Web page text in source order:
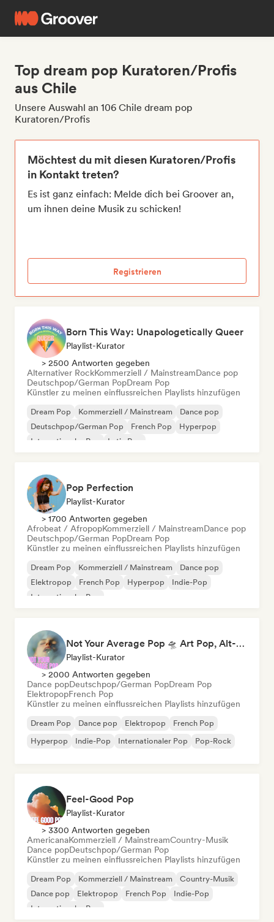
Top dream pop Kuratoren/Profis
aus Chile
Unsere Auswahl an 106 Chile dream pop
Kuratoren/Profis
Möchtest du mit diesen Kuratoren/Profis
in Kontakt treten?
Es ist ganz einfach: Melde dich bei Groover an,
um ihnen deine Musik zu schicken!
Registrieren
Born This Way: Unapologetically Queer
Playlist-Kurator
> 2500 Antworten gegeben
Alternativer RockKommerziell / MainstreamDance pop
Deutschpop/German PopDream Pop
Künstler zu meinen einflussreichen Playlists hinzufügen
Dream Pop Kommerziell / Mainstream
Dance pop
Deutschpop/German Pop
French Pop
Hyperpop
Internationaler Pop
Latin Pop
Pop Perfection
Playlist-Kurator
> 1700 Antworten gegeben
Afrobeat / AfropopKommerziell / MainstreamDance pop
Deutschpop/German PopDream Pop
Künstler zu meinen einflussreichen Playlists hinzufügen
Dream Pop Kommerziell / Mainstream
Dance pop
Elektropop
French Pop Hyperpop
Indie-Pop
Internationaler Pop
Not Your Average Pop 🛸 Art Pop, Alt-Pop & Indie Pop
Playlist-Kurator
> 2000 Antworten gegeben
Dance popDeutschpop/German PopDream Pop
ElektropopFrench Pop
Künstler zu meinen einflussreichen Playlists hinzufügen
Dream Pop Dance pop Elektropop
French Pop
Hyperpop
Indie-Pop Internationaler Pop Pop-Rock
Feel-Good Pop
Playlist-Kurator
> 3300 Antworten gegeben
AmericanaKommerziell / MainstreamCountry-Musik
Dance popDeutschpop/German Pop
Künstler zu meinen einflussreichen Playlists hinzufügen
Dream Pop Kommerziell / Mainstream
Country-Musik
Dance pop
Elektropop French Pop
Indie-Pop
Internationaler Pop